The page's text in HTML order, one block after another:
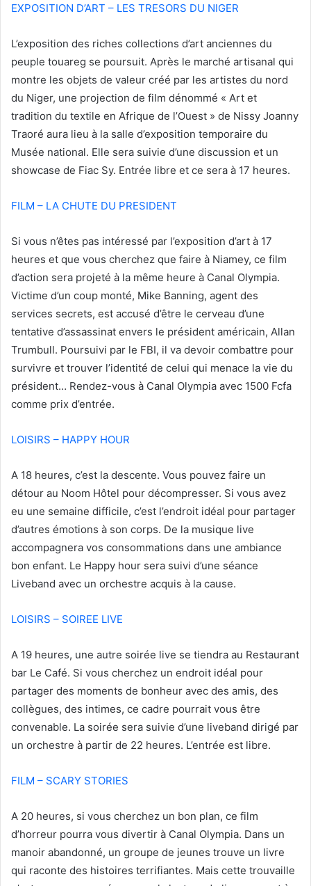
EXPOSITION D’ART – LES TRESORS DU NIGER
L’exposition des riches collections d’art anciennes du
peuple touareg se poursuit. Après le marché artisanal qui
montre les objets de valeur créé par les artistes du nord
du Niger, une projection de film dénommé « Art et
tradition du textile en Afrique de l’Ouest » de Nissy Joanny
Traoré aura lieu à la salle d’exposition temporaire du
Musée national. Elle sera suivie d’une discussion et un
showcase de Fiac Sy. Entrée libre et ce sera à 17 heures.
FILM – LA CHUTE DU PRESIDENT
Si vous n’êtes pas intéressé par l’exposition d’art à 17
heures et que vous cherchez que faire à Niamey, ce film
d’action sera projeté à la même heure à Canal Olympia.
Victime d’un coup monté, Mike Banning, agent des
services secrets, est accusé d’être le cerveau d’une
tentative d’assassinat envers le président américain, Allan
Trumbull. Poursuivi par le FBI, il va devoir combattre pour
survivre et trouver l’identité de celui qui menace la vie du
président… Rendez-vous à Canal Olympia avec 1500 Fcfa
comme prix d’entrée.
LOISIRS – HAPPY HOUR
A 18 heures, c’est la descente. Vous pouvez faire un
détour au Noom Hôtel pour décompresser. Si vous avez
eu une semaine difficile, c’est l’endroit idéal pour partager
d’autres émotions à son corps. De la musique live
accompagnera vos consommations dans une ambiance
bon enfant. Le Happy hour sera suivi d’une séance
Liveband avec un orchestre acquis à la cause.
LOISIRS – SOIREE LIVE
A 19 heures, une autre soirée live se tiendra au Restaurant
bar Le Café. Si vous cherchez un endroit idéal pour
partager des moments de bonheur avec des amis, des
collègues, des intimes, ce cadre pourrait vous être
convenable. La soirée sera suivie d’une liveband dirigé par
un orchestre à partir de 22 heures. L’entrée est libre.
FILM – SCARY STORIES
A 20 heures, si vous cherchez un bon plan, ce film
d’horreur pourra vous divertir à Canal Olympia. Dans un
manoir abandonné, un groupe de jeunes trouve un livre
qui raconte des histoires terrifiantes. Mais cette trouvaille